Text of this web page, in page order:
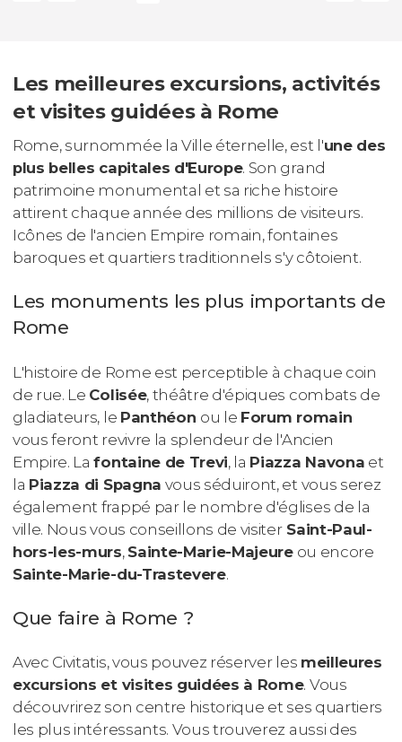
Les meilleures excursions, activités
et visites guidées à Rome
Rome, surnommée la Ville éternelle, est l'une des
plus belles capitales d'Europe. Son grand
patrimoine monumental et sa riche histoire
attirent chaque année des millions de visiteurs.
Icônes de l'ancien Empire romain, fontaines
baroques et quartiers traditionnels s'y côtoient.
Les monuments les plus importants de
Rome
L'histoire de Rome est perceptible à chaque coin
de rue. Le Colisée, théâtre d'épiques combats de
gladiateurs, le Panthéon ou le Forum romain
vous feront revivre la splendeur de l'Ancien
Empire. Lafontaine de Trevi, la Piazza Navona et
la Piazza di Spagna vous séduiront, et vous serez
également frappé par le nombre d'églises de la
ville. Nous vous conseillons de visiterSaint-Paul-
hors-les-murs, Sainte-Marie-Majeureou encore
Sainte-Marie-du-Trastevere.
Que faire à Rome ?
Avec Civitatis, vous pouvez réserver les meilleures
excursions et visites guidées à Rome. Vous
découvrirez son centre historique et ses quartiers
les plus intéressants. Vous trouverez aussi des